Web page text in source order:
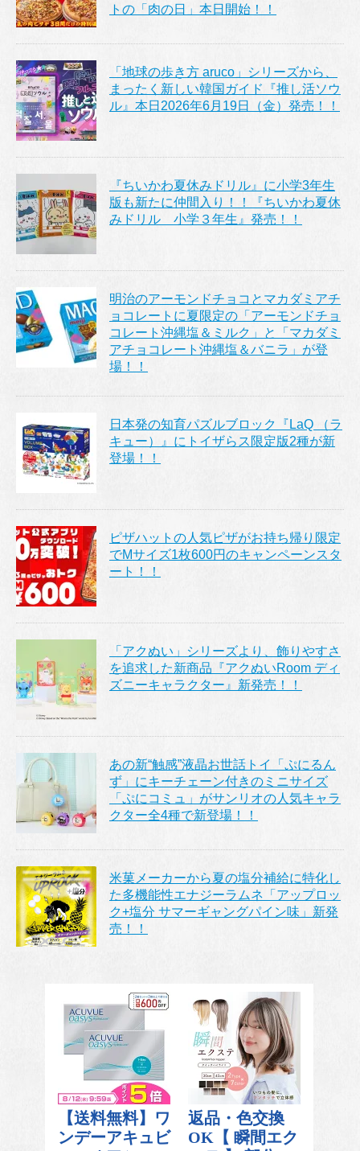
トの「肉の日」本日開始！！
「地球の歩き方 aruco」シリーズから、
まったく新しい韓国ガイド『推し活ソウ
ル』本日2026年6月19日（金）発売！！
『ちいかわ夏休みドリル』に小学3年生
版も新たに仲間入り！！『ちいかわ夏休
みドリル 小学３年生』発売！！
明治のアーモンドチョコとマカダミアチ
ョコレートに夏限定の「アーモンドチョ
コレート沖縄塩＆ミルク」と「マカダミ
アチョコレート沖縄塩＆バニラ」が登
場！！
日本発の知育パズルブロック『LaQ （ラ
キュー）』にトイザらス限定版2種が新
登場！！
ピザハットの人気ピザがお持ち帰り限定
でMサイズ1枚600円のキャンペーンスタ
ート！！
「アクぬい」シリーズより、飾りやすさ
を追求した新商品『アクぬいRoom ディ
ズニーキャラクター』新発売！！
あの新“触感”液晶お世話トイ「ぷにるん
ず」にキーチェーン付きのミニサイズ
「ぷにコミュ」がサンリオの人気キャラ
クター全4種で新登場！！
米菓メーカーから夏の塩分補給に特化し
た多機能性エナジーラムネ「アップロッ
ク+塩分 サマーギャングパイン味」新発
売！！